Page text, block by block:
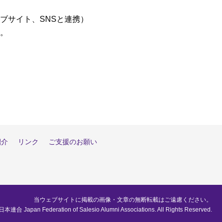
サイト、SNSと連携）
リンク
ご支援のお願い
当ウェブサイトに掲載の画像・文章の無断転載はご遠慮ください。
本連合 Japan Federation of Salesio Alumni Associations. All Rights Reserved.